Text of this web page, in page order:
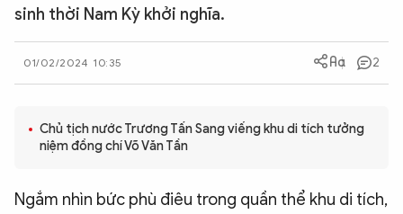
VĂN HÓA - THỂ THAO
BẠN ĐỌC & CAND
sinh thời Nam Kỳ khởi nghĩa.
01/02/2024 10:35 2
Chủ tịch nước Trương Tấn Sang viếng khu di tích tưởng
niệm đồng chí Võ Văn Tần
Ngắm nhìn bức phù điêu trong quần thể khu di tích,